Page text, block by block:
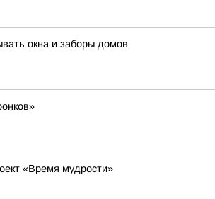
окна и заборы домов
«Время мудрости»